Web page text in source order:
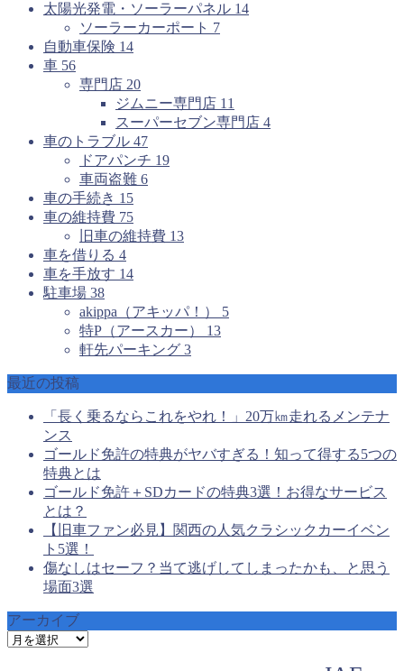
太陽光発電・ソーラーパネル 14
ソーラーカーポート 7
自動車保険 14
車 56
専門店 20
ジムニー専門店 11
スーパーセブン専門店 4
車のトラブル 47
ドアパンチ 19
車両盗難 6
車の手続き 15
車の維持費 75
旧車の維持費 13
車を借りる 4
車を手放す 14
駐車場 38
akippa（アキッパ！） 5
特P（アースカー） 13
軒先パーキング 3
最近の投稿
「長く乗るならこれをやれ！」20万㎞走れるメンテナ
ンス
ゴールド免許の特典がヤバすぎる！知って得する5つの
特典とは
ゴールド免許＋SDカードの特典3選！お得なサービス
とは？
【旧車ファン必見】関西の人気クラシックカーイベン
ト5選！
傷なしはセーフ？当て逃げしてしまったかも、と思う
場面3選
アーカイブ
ア